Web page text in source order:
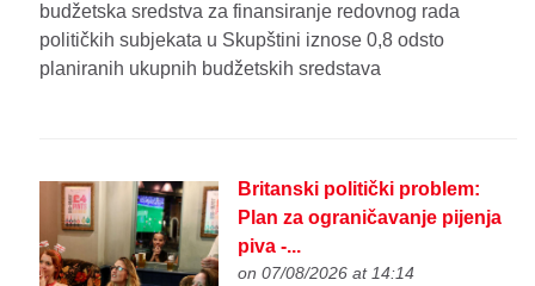
budžetska sredstva za finansiranje redovnog rada
političkih subjekata u Skupštini iznose 0,8 odsto
planiranih ukupnih budžetskih sredstava
Britanski politički problem:
Plan za ograničavanje pijenja
piva -...
on 07/08/2026 at 14:14